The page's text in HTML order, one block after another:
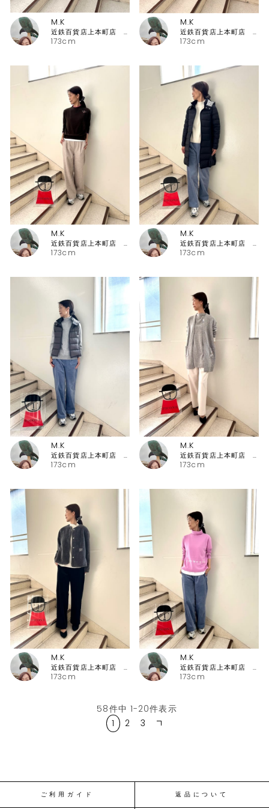
173cm
M.K
近鉄百貨店上本町店 ピッコーネ・ピッコーネクラブ
173cm
M.K
近鉄百貨店上本町店 ピッコーネ・ピッコーネクラブ
173cm
M.K
近鉄百貨店上本町店 ピッコーネ・ピッコーネクラブ
173cm
M.K
近鉄百貨店上本町店 ピッコーネ・ピッコーネクラブ
173cm
M.K
近鉄百貨店上本町店 ピッコーネ・ピッコーネクラブ
173cm
M.K
近鉄百貨店上本町店 ピッコーネ・ピッコーネクラブ
173cm
M.K
近鉄百貨店上本町店 ピッコーネ・ピッコーネクラブ
173cm
M.K
近鉄百貨店上本町店 ピッコーネ・ピッコーネクラブ
58件中 1-20件表示
1
2 3
ご利用ガイド 返品について